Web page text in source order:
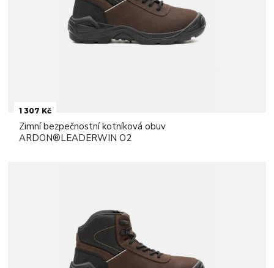
1 307 Kč
Zimní bezpečnostní kotníková obuv
ARDON®LEADERWIN O2